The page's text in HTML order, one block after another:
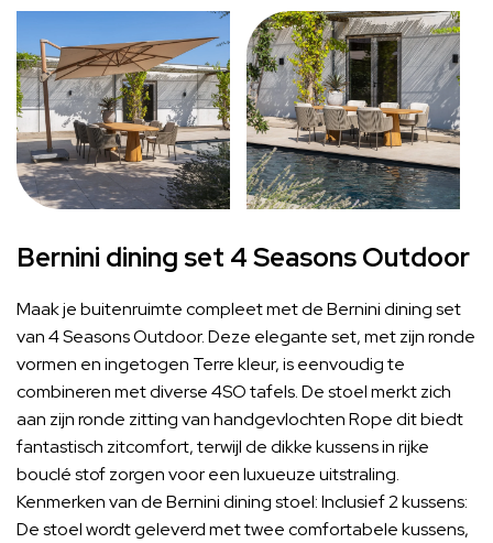
Bernini dining set 4 Seasons Outdoor
Maak je buitenruimte compleet met de Bernini dining set
van 4 Seasons Outdoor. Deze elegante set, met zijn ronde
vormen en ingetogen Terre kleur, is eenvoudig te
combineren met diverse 4SO tafels. De stoel merkt zich
aan zijn ronde zitting van handgevlochten Rope dit biedt
fantastisch zitcomfort, terwijl de dikke kussens in rijke
bouclé stof zorgen voor een luxueuze uitstraling.
Kenmerken van de Bernini dining stoel: Inclusief 2 kussens:
De stoel wordt geleverd met twee comfortabele kussens,